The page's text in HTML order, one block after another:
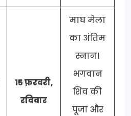
15 फ़रवरी,
रविवार
माघ मेला
का अंतिम
स्नान।
भगवान
शिव की
पूजा और